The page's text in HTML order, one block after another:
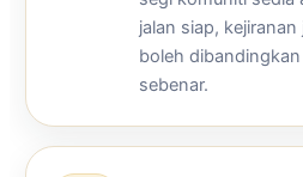
jalan siap,
boleh
sebenar.